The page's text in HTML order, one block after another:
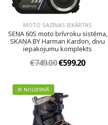
MOTO SAZIŅAS IEKĀRTAS
SENA 60S moto brīvroku sistēma,
SKAŅA BY Harman Kardon, divu
iepakojumu komplekts
€749.00€599.20
IR NOLIKTAVĀ